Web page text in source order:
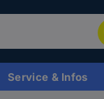
Service & Infos